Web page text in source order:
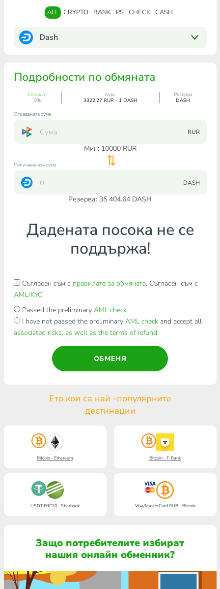
ALL CRYPTO BANK PS CHECK CASH
Dash
Подробности по обмяната
Discount
0%
Курс
3322.27 RUR - 1 DASH
Резерва
DASH
Отдаваната сума
RUR
Мин: 10000RUR
Получаваната сума
DASH
Резерва: 35 404.64 DASH
Дадената посока не се
поддържа!
Съгласен съм с правилата за обмяната. Съгласен съм с
AML/KYC
Passed the preliminary AML check
I have not passed the preliminary AML checkand accept all
associated risks, as well as the terms of refund
ОБМЕНЯ
Ето кои са най -популярните
дестинации
Bitcoin - Ethereum Bitcoin - T-Bank
USDT ERC20 - Sberbank Visa/MasterCard RUB - Bitcoin
Защо потребителите избират
нашия онлайн обменник?